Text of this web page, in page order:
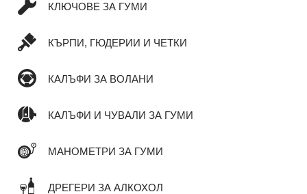
КЛЮЧОВЕ ЗА ГУМИ
КЪРПИ, ГЮДЕРИИ И ЧЕТКИ
КАЛЪФИ ЗА ВОЛАНИ
КАЛЪФИ И ЧУВАЛИ ЗА ГУМИ
МАНОМЕТРИ ЗА ГУМИ
ДРЕГЕРИ ЗА АЛКОХОЛ